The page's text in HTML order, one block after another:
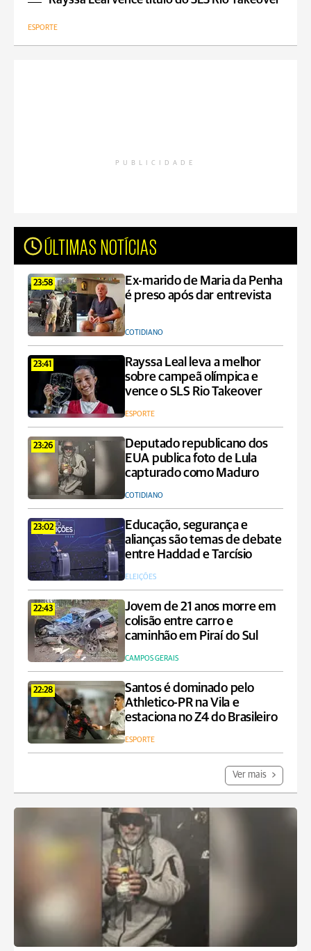
ESPORTE
PUBLICIDADE
ÚLTIMAS NOTÍCIAS
23:58
Ex-marido de Maria da Penha
é preso após dar entrevista
COTIDIANO
23:41
Rayssa Leal leva a melhor
sobre campeã olímpica e
vence o SLS Rio Takeover
ESPORTE
23:26
Deputado republicano dos
EUA publica foto de Lula
capturado como Maduro
COTIDIANO
23:02
Educação, segurança e
alianças são temas de debate
entre Haddad e Tarcísio
ELEIÇÕES
22:43
Jovem de 21 anos morre em
colisão entre carro e
caminhão em Piraí do Sul
CAMPOS GERAIS
22:28
Santos é dominado pelo
Athletico-PR na Vila e
estaciona no Z4 do Brasileiro
ESPORTE
Ver mais